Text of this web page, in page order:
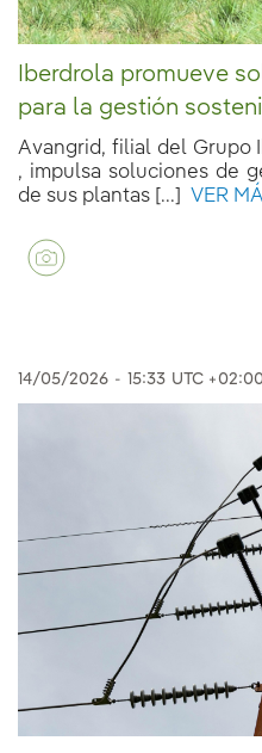
Iberdrola promueve
para la gestión
Avangrid, filial del Grupo
, impulsa soluciones de
de sus plantas [...]
VER
14/05/2026 - 15:33 UTC